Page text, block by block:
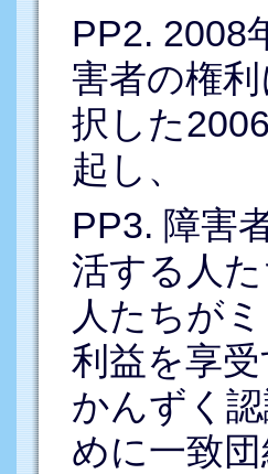
PP2. 2008
害者の権
択した
起し、
PP3. 障害
活する人
人たちが
利益を享
かんずく
めに一致